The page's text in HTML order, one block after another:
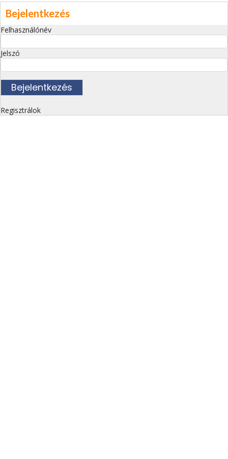
Bejelentkezés
Felhasználónév
Jelszó
Regisztrálok